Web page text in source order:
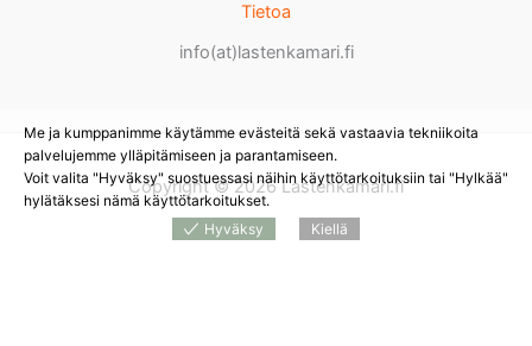
Tietoa
info(at)lastenkamari.fi
Copyright © 2026 Lastenkamari.fi
Me ja kumppanimme käytämme evästeitä sekä vastaavia tekniikoita
palvelujemme ylläpitämiseen ja parantamiseen.
Voit valita "Hyväksy" suostuessasi näihin käyttötarkoituksiin tai "Hylkää"
hylätäksesi nämä käyttötarkoitukset.
Hyväksy
Kiellä